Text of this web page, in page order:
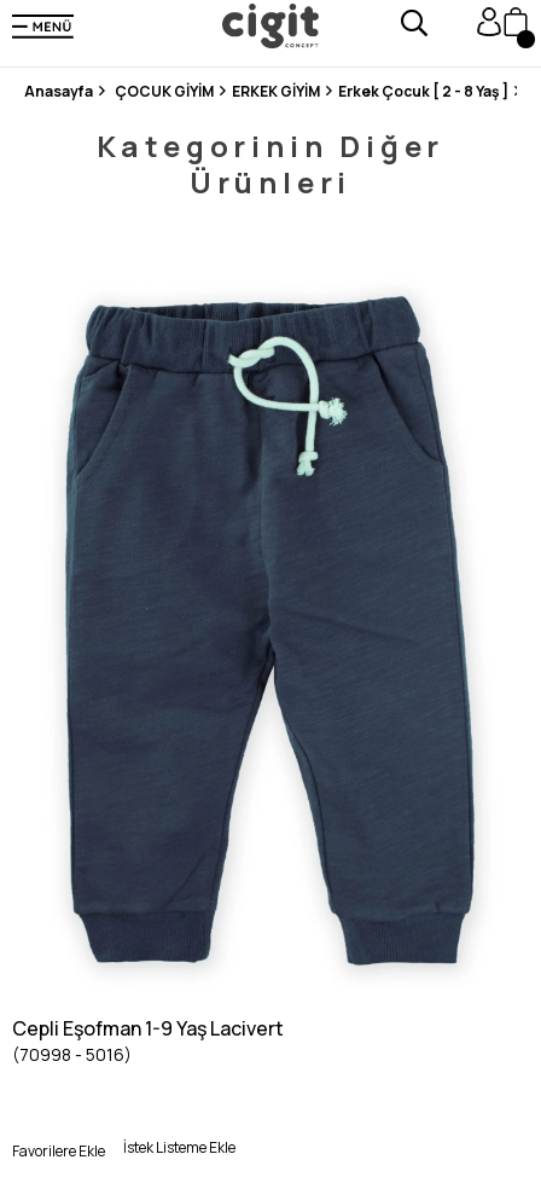
250.000'DEN FAZLA DEĞERLENDİRMEDE 5 ÜZERİNDEN 4.8 PUAN ALDI ⭐⭐⭐⭐⭐
3 MİLYONDAN FAZLA MUTLU MÜŞTERİ ❤️ 10 MİLYON ÜRÜN
Anasayfa ÇOCUK GİYİM ERKEK GİYİM Erkek Çocuk [ 2 - 8 Yaş ]
Kategorinin Diğer
Ürünleri
Cepli Eşofman 1-9 Yaş Lacivert
(70998 - 5016)
Favorilere Ekle İstek Listeme Ekle